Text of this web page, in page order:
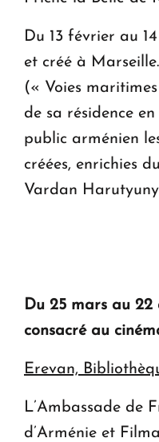
Du 13 février au
et créé à
(« Voies
de sa résidence
public arménien
créées, enrichies
Vardan
Du 25 mars au 22
consacré au
Erevan,
L’Ambassade de
d’Arménie et